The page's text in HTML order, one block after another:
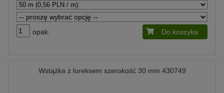
opak. Do koszyka
Wstążka z lureksem szerokość 30 mm 430749